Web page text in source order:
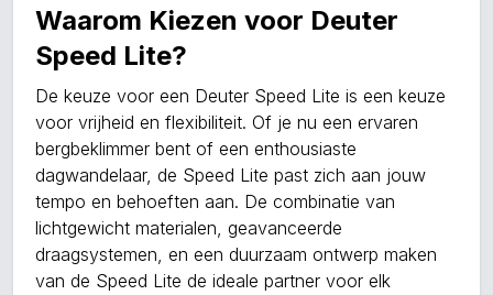
Waarom Kiezen voor Deuter
Speed Lite?
De keuze voor een Deuter Speed Lite is een keuze
voor vrijheid en flexibiliteit. Of je nu een ervaren
bergbeklimmer bent of een enthousiaste
dagwandelaar, de Speed Lite past zich aan jouw
tempo en behoeften aan. De combinatie van
lichtgewicht materialen, geavanceerde
draagsystemen, en een duurzaam ontwerp maken
van de Speed Lite de ideale partner voor elk